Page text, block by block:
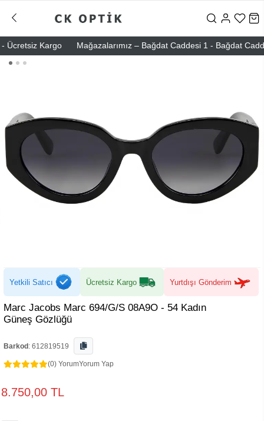
Kargo Mağazalarımız – Bağdat Caddesi 1 - Bağdat
Yetkili Satıcı Ücretsiz Kargo Yurtdışı Gönderim
Marc Jacobs Marc 694/G/S 08A9O - 54 Kadın
Güneş Gözlüğü
Barkod : 612819519
(0) YorumYorum Yap
8.750,00 TL